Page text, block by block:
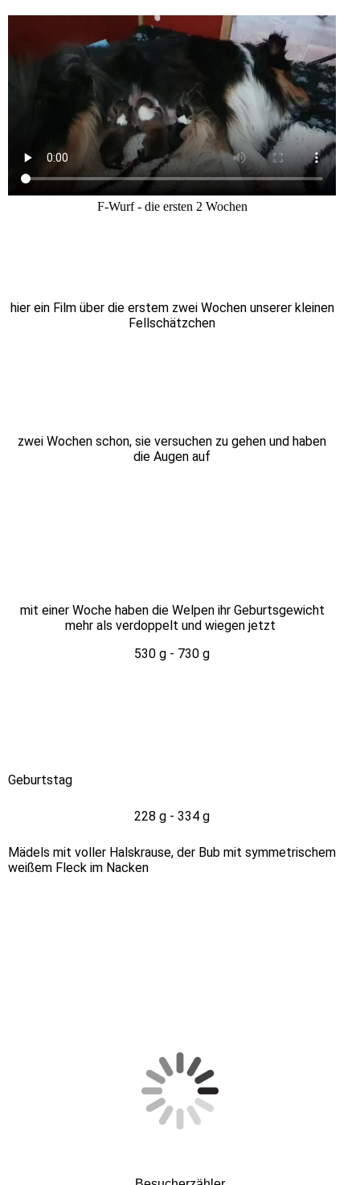
F-Wurf - die ersten 2 Wochen
hier ein Film über die erstem zwei Wochen unserer kleinen
Fellschätzchen
zwei Wochen schon, sie versuchen zu gehen und haben
die Augen auf
mit einer Woche haben die Welpen ihr Geburtsgewicht
mehr als verdoppelt und wiegen jetzt
530 g - 730 g
Geburtstag
228 g - 334 g
Mädels mit voller Halskrause, der Bub mit symmetrischem
weißem Fleck im Nacken